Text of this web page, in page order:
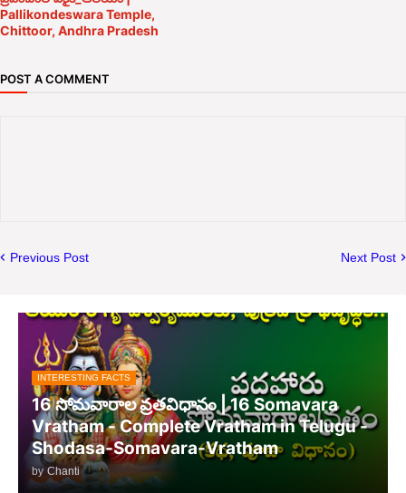
Pallikondeswara Temple,
Chittoor, Andhra Pradesh
POST A COMMENT
Previous Post Next Post
INTERESTING FACTS
16 సోమవారాల వ్రతవిధానం | 16 Somavara
Vratham - Complete Vratham in Telugu -
Shodasa-Somavara-Vratham
by Chanti